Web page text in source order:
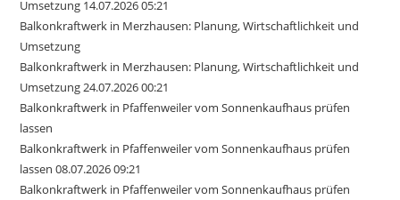
Umsetzung 14.07.2026 05:21
Balkonkraftwerk in Merzhausen: Planung, Wirtschaftlichkeit und
Umsetzung
Balkonkraftwerk in Merzhausen: Planung, Wirtschaftlichkeit und
Umsetzung 24.07.2026 00:21
Balkonkraftwerk in Pfaffenweiler vom Sonnenkaufhaus prüfen
lassen
Balkonkraftwerk in Pfaffenweiler vom Sonnenkaufhaus prüfen
lassen 08.07.2026 09:21
Balkonkraftwerk in Pfaffenweiler vom Sonnenkaufhaus prüfen